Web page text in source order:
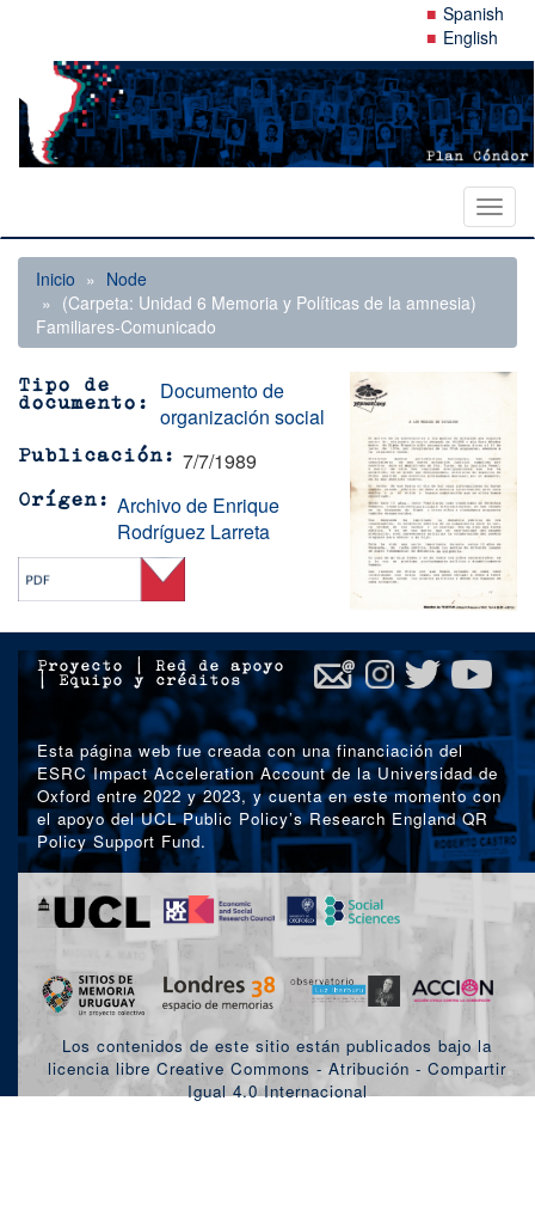
contenido
principal
Spanish
English
Inicio
Node
(Carpeta: Unidad 6 Memoria y Políticas de la amnesia)
Familiares-Comunicado
Tipo de
documento
Documento de
organización social
Publicación 7/7/1989
Orígen
Archivo de Enrique
Rodríguez Larreta
Proyecto | Red de apoyo
|
Equipo y créditos
Esta página web fue creada con una financiación del
ESRC Impact Acceleration Account de la Universidad de
Oxford entre 2022 y 2023, y cuenta en este momento con
el apoyo del UCL Public Policy’s Research England QR
Policy Support Fund.
Los contenidos de este sitio están publicados bajo la
licencia libre Creative Commons - Atribución - Compartir
Igual 4.0 Internacional